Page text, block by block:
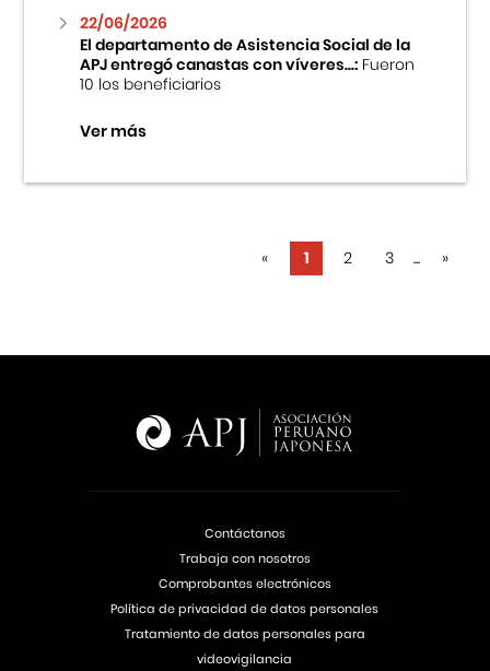
22/06/2026
El departamento de Asistencia Social de la
APJ entregó canastas con víveres...:Fueron
10 los beneficiarios
Ver más
« 1 2 3 ... »
Contáctanos
Trabaja con nosotros
Comprobantes electrónicos
Política de privacidad de datos personales
Tratamiento de datos personales para
videovigilancia